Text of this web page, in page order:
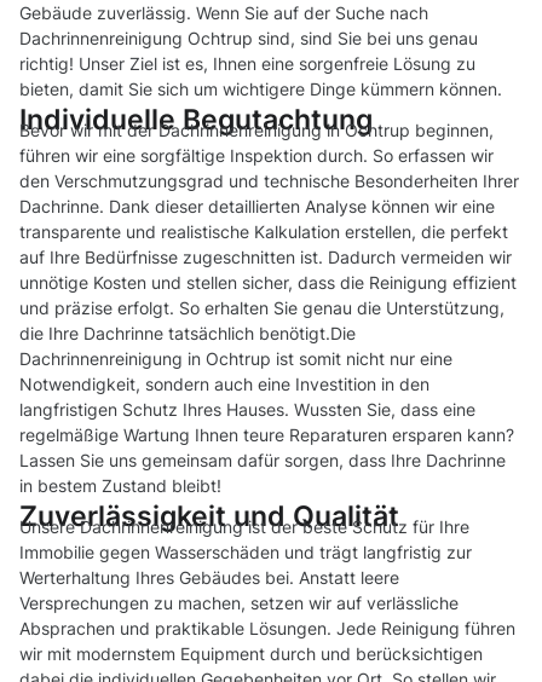
Gebäude zuverlässig. Wenn Sie auf der Suche nach
Dachrinnenreinigung Ochtrup sind, sind Sie bei uns genau
richtig! Unser Ziel ist es, Ihnen eine sorgenfreie Lösung zu
bieten, damit Sie sich um wichtigere Dinge kümmern können.
Individuelle Begutachtung
Bevor wir mit der Dachrinnenreinigung in Ochtrup beginnen,
führen wir eine sorgfältige Inspektion durch. So erfassen wir
den Verschmutzungsgrad und technische Besonderheiten Ihrer
Dachrinne. Dank dieser detaillierten Analyse können wir eine
transparente und realistische Kalkulation erstellen, die perfekt
auf Ihre Bedürfnisse zugeschnitten ist. Dadurch vermeiden wir
unnötige Kosten und stellen sicher, dass die Reinigung effizient
und präzise erfolgt. So erhalten Sie genau die Unterstützung,
die Ihre Dachrinne tatsächlich benötigt.Die
Dachrinnenreinigung in Ochtrup ist somit nicht nur eine
Notwendigkeit, sondern auch eine Investition in den
langfristigen Schutz Ihres Hauses. Wussten Sie, dass eine
regelmäßige Wartung Ihnen teure Reparaturen ersparen kann?
Lassen Sie uns gemeinsam dafür sorgen, dass Ihre Dachrinne
in bestem Zustand bleibt!
Zuverlässigkeit und Qualität
Unsere Dachrinnenreinigung ist der beste Schutz für Ihre
Immobilie gegen Wasserschäden und trägt langfristig zur
Werterhaltung Ihres Gebäudes bei. Anstatt leere
Versprechungen zu machen, setzen wir auf verlässliche
Absprachen und praktikable Lösungen. Jede Reinigung führen
wir mit modernstem Equipment durch und berücksichtigen